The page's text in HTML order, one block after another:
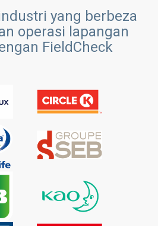
yang berbeza
operasi lapangan
FieldCheck